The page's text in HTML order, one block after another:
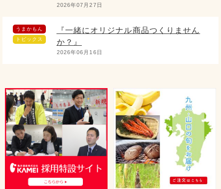
2026年07月27日
うまかもん
トピックス
『一緒にオリジナル商品つくりません
か？』
2026年06月16日
ました！
2026年05月2日
うまかもん
トピックス
たべる辣油木耳ご紹介
2026年04月15日
トピックス
桃屋と共同開発！国産豚肉の本格豚キム
チ！！
2026年03月24日